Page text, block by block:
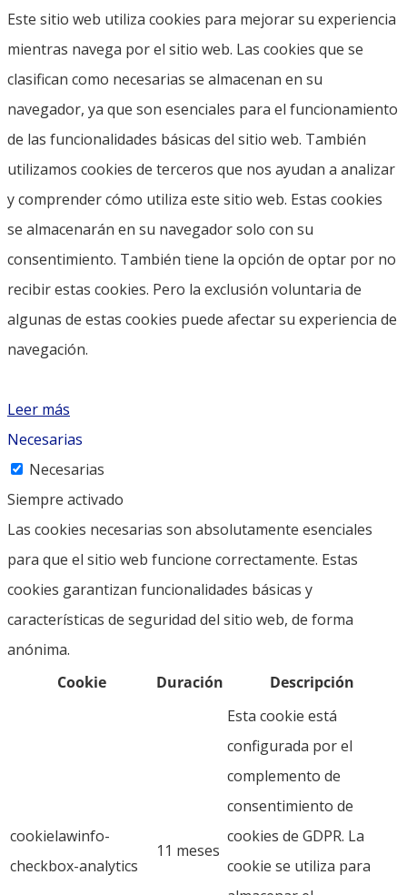
Este sitio web utiliza cookies para mejorar su experiencia
mientras navega por el sitio web. Las cookies que se
clasifican como necesarias se almacenan en su
navegador, ya que son esenciales para el funcionamiento
de las funcionalidades básicas del sitio web. También
utilizamos cookies de terceros que nos ayudan a analizar
y comprender cómo utiliza este sitio web. Estas cookies
se almacenarán en su navegador solo con su
consentimiento. También tiene la opción de optar por no
recibir estas cookies. Pero la exclusión voluntaria de
algunas de estas cookies puede afectar su experiencia de
navegación.
Leer más
Necesarias
Necesarias
Siempre activado
Las cookies necesarias son absolutamente esenciales
para que el sitio web funcione correctamente. Estas
cookies garantizan funcionalidades básicas y
características de seguridad del sitio web, de forma
anónima.
Cookie
Duración Descripción
cookielawinfo-
checkbox-analytics
11 meses
Esta cookie está
configurada por el
complemento de
consentimiento de
cookies de GDPR. La
cookie se utiliza para